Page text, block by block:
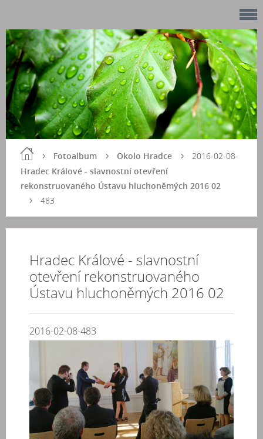
Fotoalbum
Okolo Hradce
Hradec Králové - slavnostní otevření
rekonstruovaného Ústavu hluchoněmých 2016 02
2016-02-08-
483
Hradec Králové - slavnostní
otevření rekonstruovaného
Ústavu hluchoněmých 2016 02
2016-02-08-483